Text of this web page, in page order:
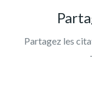
Partagez les